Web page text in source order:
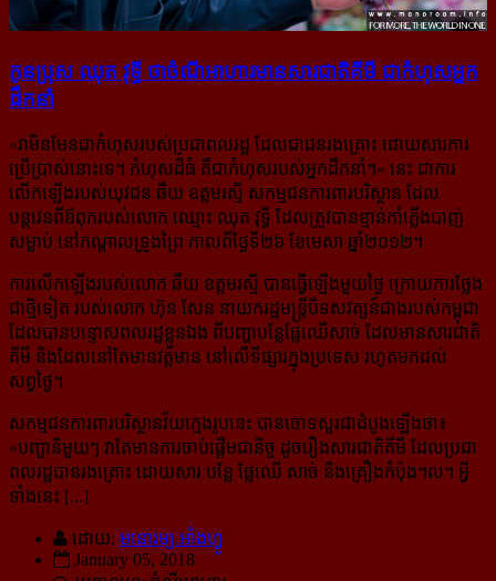
កូន​ប្រុស ឈុត វុទ្ធី ថា​​ចំណី​អាហារ​មាន​សារជាតិ​គីមី ជា​កំហុស​អ្នក​
ដឹកនាំ
«វាមិនមែនជាកំហុសរបស់ប្រជាពលរដ្ឋ ដែលជាជនរងគ្រោះ ដោយសារការ
ប្រើប្រាស់នោះទេ។ កំហុសដ៏ធំ គឺជាកំហុសរបស់អ្នកដឹកនាំ។» នេះ ជាការ
លើកឡើងរបស់យុវជន ឆឺយ ឧត្ដមរស្មី សកម្មជនការពារបរិស្ថាន ដែល
បន្តវេនពីឪពុករបស់លោក ឈ្មោះ ឈុត វុទ្ធី ដែលត្រូវបានខ្មាន់កាំភ្លើងបាញ់
សម្លាប់ នៅកណ្ដាលទ្រូងព្រៃ កាលពីថ្ងៃទី២៦ ខែមេសា ឆ្នាំ២០១២។
ការលើកឡើងរបស់លោក ឆឺយ ឧត្ដមរស្មី បានធ្វើឡើងមួយថ្ងៃ ក្រោយការថ្លែង
ជាថ្មីទៀត របស់លោក ហ៊ុន សែន នាយករដ្ឋមន្ត្រីបីទសវត្សន៍ជាងរបស់កម្ពុជា
ដែលបានបន្ទោសពលរដ្ឋខ្លួនឯង ពីបញ្ហាបន្លែផ្លែឈើសាច់ ដែលមានសារជាតិ
គីមី និងដែលនៅតែមានវត្តមាន នៅលើទីផ្សារក្នុងប្រទេស រហូតមកដល់
សព្វថ្ងៃ។
សកម្មជនការពារបរិស្ថានវ័យក្មេងរូបនេះ បានចោទសួរជាដំបូងឡើងថា៖
«បញ្ហានិមួយៗ វាតែមានការចាប់ផ្តើមជានិច្ច ដូចរឿងសារជាតិគីមី ដែលប្រជា
ពលរដ្ឋបានរងគ្រោះ ដោយសារ បន្លែ ផ្លែឈើ សាច់ និងគ្រឿងកំប៉ុង។ល។ អ្វី
ទាំងនេះ [...]
ដោយ: មនោរម្យ.អាំងហ្វូ
January 05, 2018